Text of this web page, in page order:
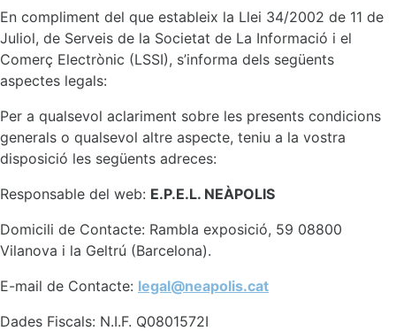
En compliment del que estableix la Llei 34/2002 de 11 de
Juliol, de Serveis de la Societat de La Informació i el
Comerç Electrònic (LSSI), s’informa dels següents
aspectes legals:
Per a qualsevol aclariment sobre les presents condicions
generals o qualsevol altre aspecte, teniu a la vostra
disposició les següents adreces:
Responsable del web: E.P.E.L. NEÀPOLIS
Domicili de Contacte: Rambla exposició, 59 08800
Vilanova i la Geltrú (Barcelona).
E-mail de Contacte: legal@neapolis.cat
Dades Fiscals: N.I.F. Q0801572I